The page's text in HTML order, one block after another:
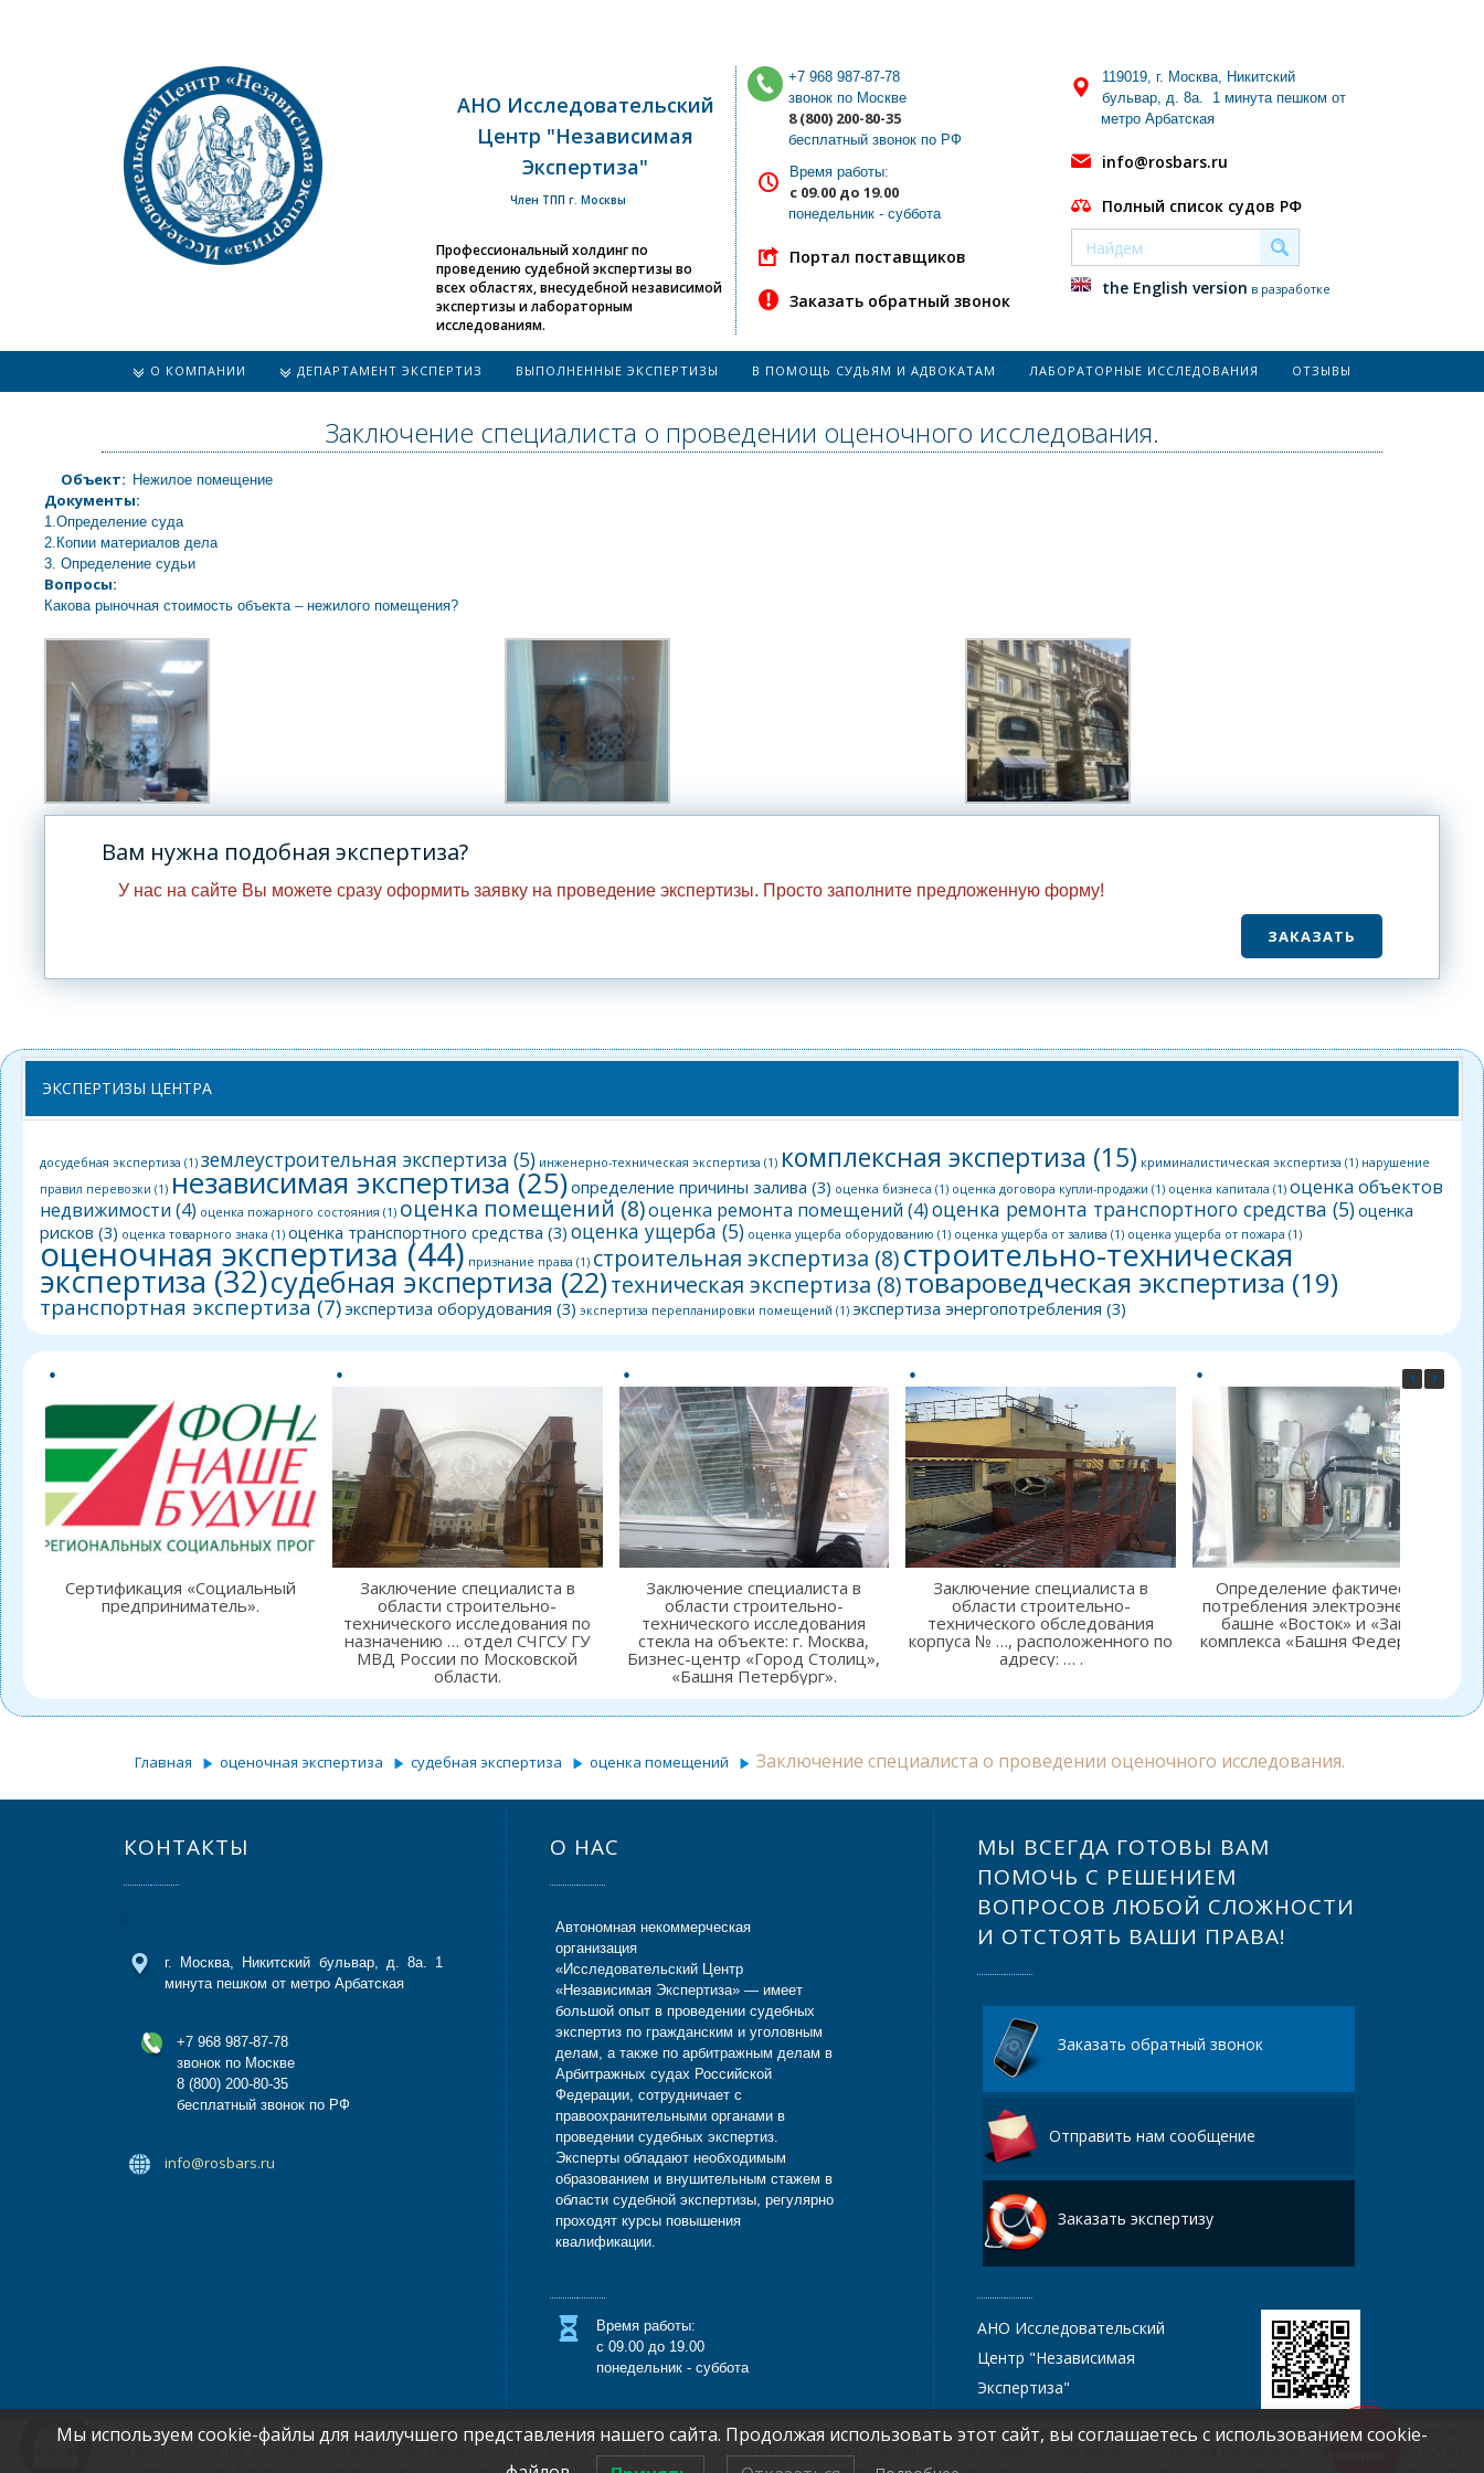
АНО Исследовательский
Центр "Независимая
Экспертиза"
Член ТПП г. Москвы
Профессиональный холдинг по
проведению судебной экспертизы во
всех областях, внесудебной независимой
экспертизы и лабораторным
исследованиям.
+7 968 987-87-78
звонок по Москве
8 (800) 200-80-35
бесплатный звонок по РФ
Время работы:
с 09.00 до 19.00
понедельник - суббота
Портал поставщиков
Заказать обратный звонок
119019, г. Москва, Никитский
бульвар, д. 8а. 1 минута пешком от
метро Арбатская
info@rosbars.ru
Полный список судов РФ
the English version в разработке
О КОМПАНИИ ДЕПАРТАМЕНТ ЭКСПЕРТИЗ ВЫПОЛНЕННЫЕ ЭКСПЕРТИЗЫ В ПОМОЩЬ СУДЬЯМ И АДВОКАТАМ ЛАБОРАТОРНЫЕ ИССЛЕДОВАНИЯ ОТЗЫВЫ
Заключение специалиста о проведении оценочного исследования.
Объект: Нежилое помещение
Документы:
1.Определение суда
2.Копии материалов дела
3. Определение судьи
Вопросы:
Какова рыночная стоимость объекта – нежилого помещения?
Вам нужна подобная экспертиза?
У нас на сайте Вы можете сразу оформить заявку на проведение экспертизы. Просто заполните предложенную форму!
ЗАКАЗАТЬ
ЭКСПЕРТИЗЫ ЦЕНТРА
досудебная экспертиза (1) землеустроительная экспертиза (5) инженерно-техническая экспертиза (1) комплексная экспертиза (15) криминалистическая экспертиза (1) нарушение
правил перевозки (1) независимая экспертиза(25)определение причины залива (3) оценка бизнеса (1) оценка договора купли-продажи (1) оценка капитала (1) оценка объектов
недвижимости (4) оценка пожарного состояния (1) оценка помещений (8)оценка ремонта помещений (4)оценка ремонта транспортного средства (5)оценка
рисков (3) оценка товарного знака (1) оценка транспортного средства (3) оценка ущерба (5) оценка ущерба оборудованию (1) оценка ущерба от залива (1) оценка ущерба от пожара (1)
оценочная экспертиза(44) признание права (1) строительная экспертиза (8)строительно-техническая
экспертиза (32)судебная экспертиза (22)техническая экспертиза (8)товароведческая экспертиза (19)
транспортная экспертиза(7)экспертиза оборудования (3) экспертиза перепланировки помещений (1) экспертиза энергопотребления (3)
Сертификация «Социальный
предприниматель».
Заключение специалиста в
области строительно-
технического исследования по
назначению … отдел СЧГСУ ГУ
МВД России по Московской
области.
Заключение специалиста в
области строительно-
технического исследования
стекла на объекте: г. Москва,
Бизнес-центр «Город Столиц»,
«Башня Петербург».
Заключение специалиста в
области строительно-
технического обследования
корпуса № …, расположенного по
адресу: … .
Определение фактического
потребления электроэнергии в
башне «Восток» и «Запад»
комплекса «Башня Федерации”.
Главная оценочная экспертиза судебная экспертиза оценка помещений Заключение специалиста о проведении оценочного исследования.
КОНТАКТЫ
г. Москва, Никитский бульвар, д. 8а. 1
минута пешком от метро Арбатская
+7 968 987-87-78
звонок по Москве
8 (800) 200-80-35
бесплатный звонок по РФ
info@rosbars.ru
О НАС
Автономная некоммерческая
организация
«Исследовательский Центр
«Независимая Экспертиза» — имеет
большой опыт в проведении судебных
экспертиз по гражданским и уголовным
делам, а также по арбитражным делам в
Арбитражных судах Российской
Федерации, сотрудничает с
правоохранительными органами в
проведении судебных экспертиз.
Эксперты обладают необходимым
образованием и внушительным стажем в
области судебной экспертизы, регулярно
проходят курсы повышения
квалификации.
Время работы:
с 09.00 до 19.00
понедельник - суббота
МЫ ВСЕГДА ГОТОВЫ ВАМ
ПОМОЧЬ С РЕШЕНИЕМ
ВОПРОСОВ ЛЮБОЙ СЛОЖНОСТИ
И ОТСТОЯТЬ ВАШИ ПРАВА!
Заказать обратный звонок
Отправить нам сообщение
Заказать экспертизу
АНО Исследовательский
Центр "Независимая
Экспертиза"
Copyright © 2014, АНО "Независимая экспертиза" Исследовательский Центр. Все права защищены. При использовании материалов сайта ссылка на источник обязательна. Все материалы, размещенные на
Заказать
Мы используем cookie-файлы для наилучшего представления нашего сайта. Продолжая использовать этот сайт, вы соглашаетесь с использованием cookie-